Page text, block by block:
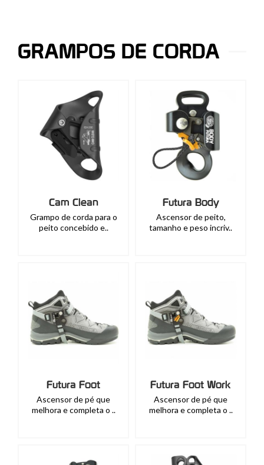
GRAMPOS DE CORDA
Cam Clean
Grampo de corda para o
peito concebido e..
Futura Body
Ascensor de peito,
tamanho e peso incriv..
Futura Foot
Ascensor de pé que
melhora e completa o ..
Futura Foot Work
Ascensor de pé que
melhora e completa o ..